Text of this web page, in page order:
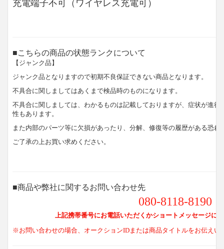
充電端子不可（ワイヤレス充電可）
■こちらの商品の状態ランクについて
【ジャンク品】
ジャンク品となりますので初期不良保証できない商品となります。
不具合に関しましてはあくまで検品時のものになります。
不具合に関しましては、わかるものは記載しておりますが、症状が進
性もあります。
また内部のパーツ等に欠損があったり、分解、修復等の履歴がある恐れ
ご了承の上お買い求めください。
■商品や弊社に関するお問い合わせ先
080-8118-8190
上記携帯番号にお電話いただくかショートメッセージに
※お問い合わせの場合、オークションIDまたは商品タイトルをお伝えい